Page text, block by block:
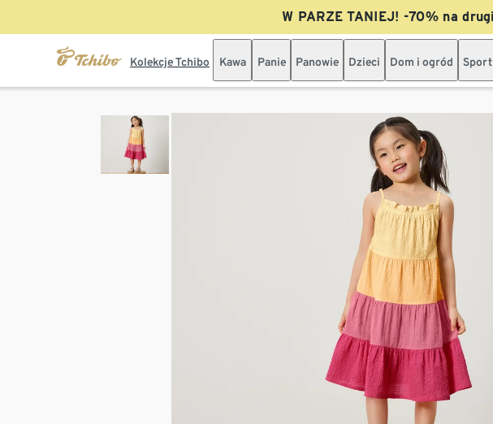
W PARZE TANIEJ! -70% na
Kolekcje Tchibo Kawa Panie Panowie Dzieci Dom i ogród Sport